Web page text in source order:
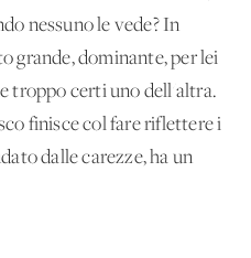
nessuno le vede? In
grande, dominante, per lei
troppo certi uno dell'altra.
finisce col fare riflettere i
dalle carezze, ha un